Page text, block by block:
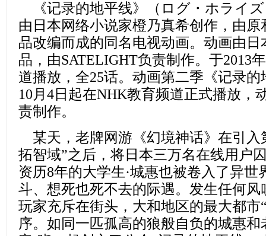
《记录的地平线》（ ログ・ホライ
由日本网络小说家橙乃真希创作，由
品改编而成的同名电视动画。动画由
品，由SATELIGHT负责制作。于2013
道播放，全25话。动画第二季《记录的
10月4日起在NHK教育频道正式播放，
责制作。
某天，老牌网游《幻境神话》在引
拓智域”之后，将日本三万名在线用户
资历8年的大学生·城惠也被卷入了异
斗、想死也死不去的际遇。发生任何
玩家充斥在街头，大和地区的最大都市
序。如同一匹孤高的狼般自负的城惠和